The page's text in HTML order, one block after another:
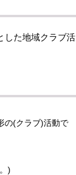
した地域クラブ活
の(クラブ)活動で
)